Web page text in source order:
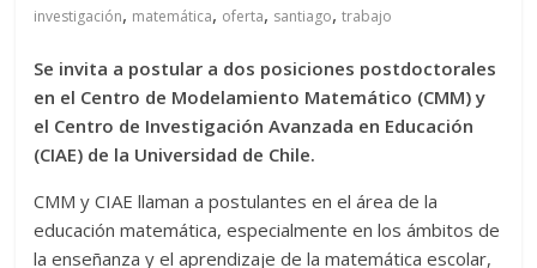
investigación, matemática, oferta, santiago,trabajo
Se invita a postular a dos posiciones postdoctorales
en el Centro de Modelamiento Matemático (CMM) y
el Centro de Investigación Avanzada en Educación
(CIAE) de la Universidad de Chile.
CMM y CIAE llaman a postulantes en el área de la
educación matemática, especialmente en los ámbitos de
la enseñanza y el aprendizaje de la matemática escolar,